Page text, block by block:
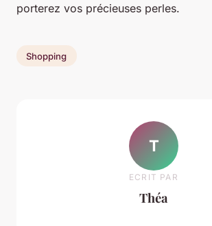
porterez vos précieuses perles.
Shopping
T
ECRIT PAR
Théa